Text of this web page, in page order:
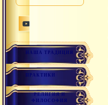
НАША ТРАДИЦИЯ
ПРАКТИКИ
РЕЛИГИЯ И
ФИЛОСОФИЯ